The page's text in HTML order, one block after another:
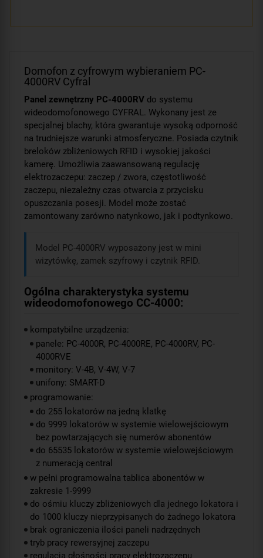
Domofon z cyfrowym wybieraniem PC-
4000RV Cyfral
Panel zewnętrzny PC-4000RV do systemu
wideodomofonowego CYFRAL. Wykonany jest ze
specjalnej blachy, która gwarantuje wysoką odporność
na trudniejsze warunki atmosferyczne. Posiada czytnik
breloków zbliżeniowych RFID i wysokiej jakości
kamerę. Umożliwia zaawansowaną regulację
elektrozaczepu: zaczep / zwora, częstotliwość
zaczepu, niezależny czas otwarcia z przycisku
opuszczania posesji. Model może zostać
zamontowany zarówno natynkowo, jak i podtynkowo.
Model PC-4000RV wyposażony jest w mini
wizytówkę, zamek szyfrowy i czytnik RFID.
Ogólna charakterystyka systemu
wideodomofonowego CC-4000:
kompatybilne urządzenia:
panele: PC-4000R, PC-4000RE, PC-4000RV, PC-
4000RVE
monitory: V-4B, V-4W, V-7
unifony: SMART-D
programowanie:
do 255 lokatorów na jedną klatkę
do 9999 lokatorów w systemie wielowejściowym
bez powtarzających się numerów abonentów
do 65535 lokatorów w systemie wielowejściowym
z numeracją central
w pełni programowalna tablica abonentów w
zakresie 1-9999
do ośmiu kluczy zbliżeniowych dla jednego lokatora i
do 1000 kluczy nieprzypisanych do żadnego lokatora
brak ograniczenia ilości paneli nadrzędnych
tryb pracy rewersyjnej zaczepu
regulacja głośności pracy elektrozaczepu